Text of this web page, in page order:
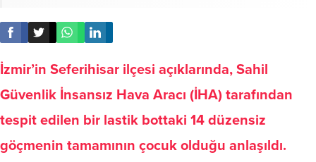
İzmir’in Seferihisar ilçesi açıklarında, Sahil
Güvenlik İnsansız Hava Aracı (İHA) tarafından
tespit edilen bir lastik bottaki 14 düzensiz
göçmenin tamamının çocuk olduğu anlaşıldı.